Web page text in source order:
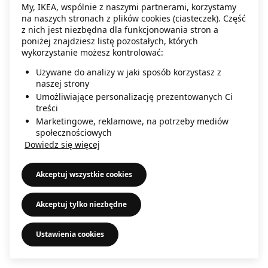
information).
My, IKEA, wspólnie z naszymi partnerami, korzystamy
na naszych stronach z plików cookies (ciasteczek). Część
z nich jest niezbędna dla funkcjonowania stron a
poniżej znajdziesz listę pozostałych, których
wykorzystanie możesz kontrolować:
Używane do analizy w jaki sposób korzystasz z
naszej strony
Umożliwiające personalizację prezentowanych Ci
treści
Marketingowe, reklamowe, na potrzeby mediów
społecznościowych
Dowiedz się więcej
Akceptuj wszystkie cookies
Akceptuj tylko niezbędne
Ustawienia cookies